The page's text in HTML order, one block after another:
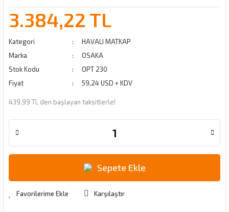
3.384,22 TL
Kategori
HAVALI MATKAP
Marka
OSAKA
Stok Kodu
OPT 230
Fiyat
59,24 USD + KDV
439,99 TL den başlayan taksitlerle!
Sepete Ekle
Karşılaştır